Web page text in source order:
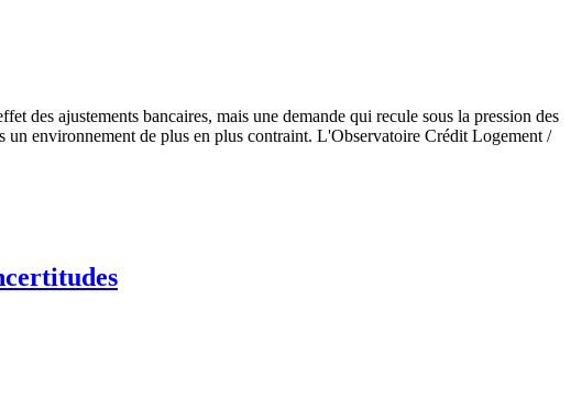
des ajustements bancaires, mais une demande qui recule sous la pression des
un environnement de plus en plus contraint. L'Observatoire Crédit Logement /